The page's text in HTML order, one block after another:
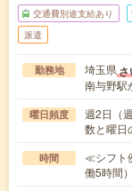
交通費別途支給あり
派遣
勤務地 埼玉県さ
南与野駅
曜日頻度
週2日（
数と曜日
時間
≪シフト
働5時間